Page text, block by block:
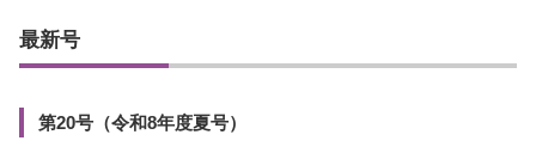
最新号
第20号（令和8年度夏号）